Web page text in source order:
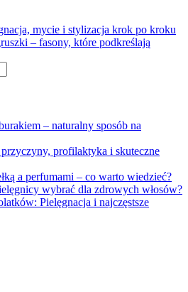
mycie i stylizacja krok po kroku
– fasony, które podkreślają
– naturalny sposób na
profilaktyka i skuteczne
a perfumami – co warto wiedzieć?
wybrać dla zdrowych włosów?
Pielęgnacja i najczęstsze